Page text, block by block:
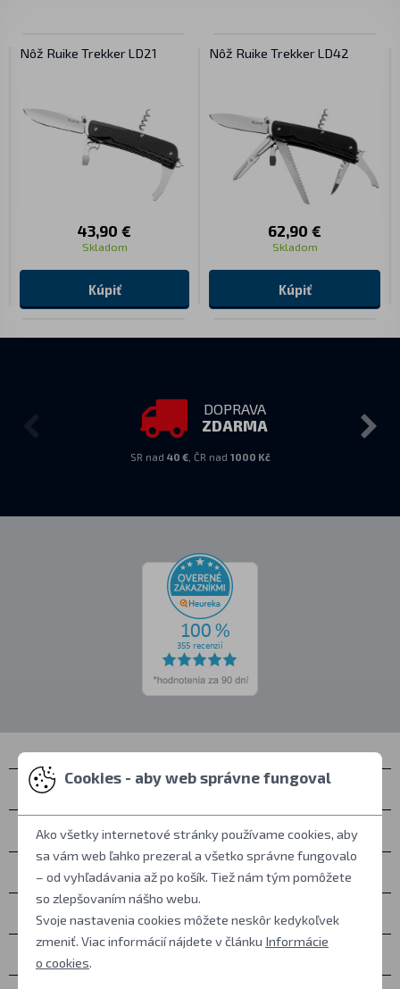
Nôž Ruike Trekker LD21
43,90 €
Skladom
Kúpiť
Nôž Ruike Trekker LD42
62,90 €
Skladom
Kúpiť
DOPRAVA
ZDARMA
SR nad 40 €, ČR nad 1000 Kč
Kontakty
Zastihnete nás
Všetko o nákupe
Ďalšie informácie
Ostatné
Cookies - aby web správne fungoval
Ako všetky internetové stránky používame cookies, aby
sa vám web ľahko prezeral a všetko správne fungovalo
– od vyhľadávania až po košík. Tiež nám tým pomôžete
so zlepšovaním nášho webu.
Svoje nastavenia cookies môžete neskôr kedykoľvek
zmeniť. Viac informácií nájdete v článku Informácie
o cookies.